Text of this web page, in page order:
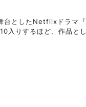
台としたNetflixドラマ
入りするほど、作品と
みのある場所が随所に